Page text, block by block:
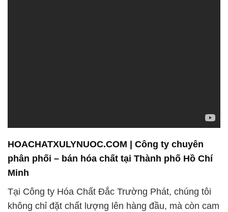
HOACHATXULYNUOC.COM | Công ty chuyên
phân phối – bán hóa chất tại Thành phố Hồ Chí
Minh
Tại Công ty Hóa Chất Đắc Trường Phát, chúng tôi
không chỉ đặt chất lượng lên hàng đầu, mà còn cam